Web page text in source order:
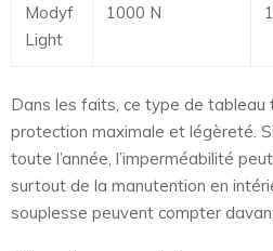
Modyf
Light
1000 N
Dans les faits, ce type de tableau
protection maximale et légèreté.
toute l’année, l’imperméabilité
surtout de la manutention en
souplesse peuvent compter